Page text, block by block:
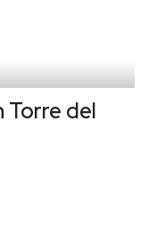
Torre del